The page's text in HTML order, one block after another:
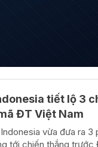
tiết lộ 3
ĐT Việt Nam
vừa đưa ra 3
tới chiến thắng